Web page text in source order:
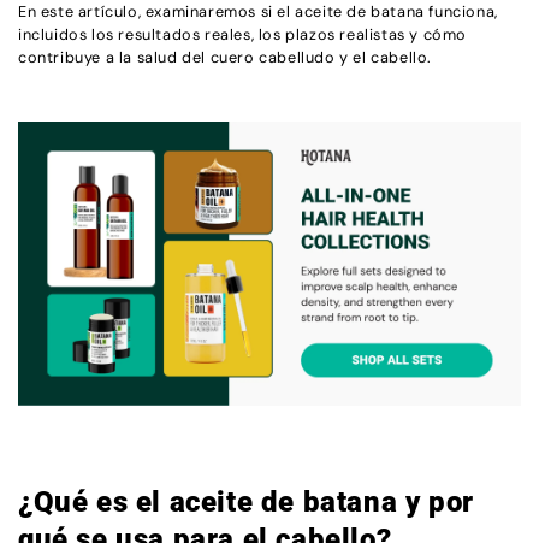
En este artículo, examinaremos si el aceite de batana funciona,
incluidos los resultados reales, los plazos realistas y cómo
contribuye a la salud del cuero cabelludo y el cabello.
¿Qué es el aceite de batana y por